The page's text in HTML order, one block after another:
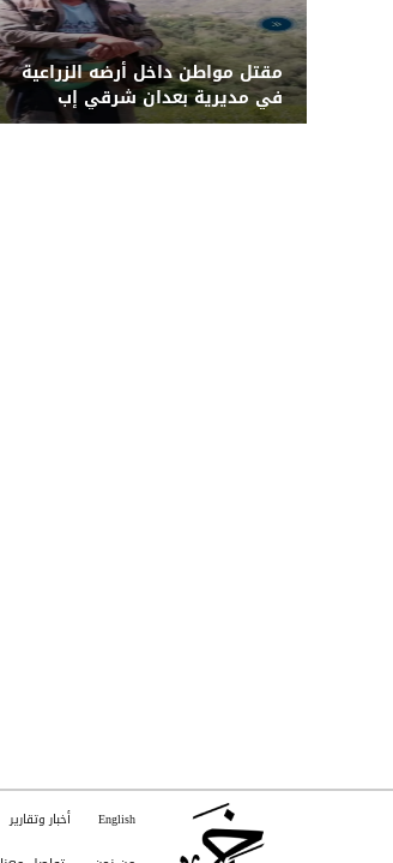
مقتل مواطن داخل أرضه الزراعية
في مديرية بعدان شرقي إب
English أخبار وتقارير